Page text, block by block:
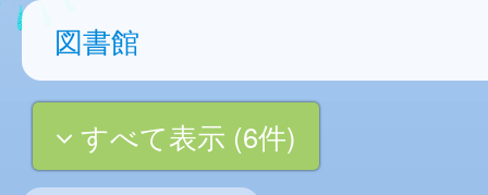
図書館
すべて表示 (6件)